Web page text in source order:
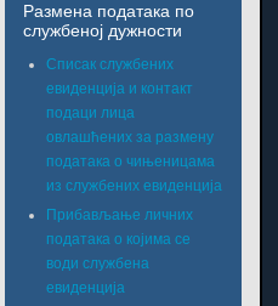
Размена података по
службеној дужности
Списак службених
евиденција и контакт
подаци лица
овлашћених за размену
података о чињеницама
из службених евиденција
Прибављање личних
података о којима се
води службена
евиденција